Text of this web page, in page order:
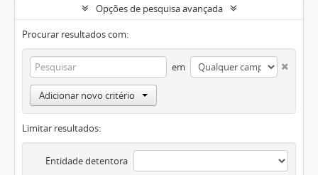
Opções de pesquisa avançada
Procurar resultados com:
em
Adicionar novo critério
Limitar resultados:
Entidade detentora